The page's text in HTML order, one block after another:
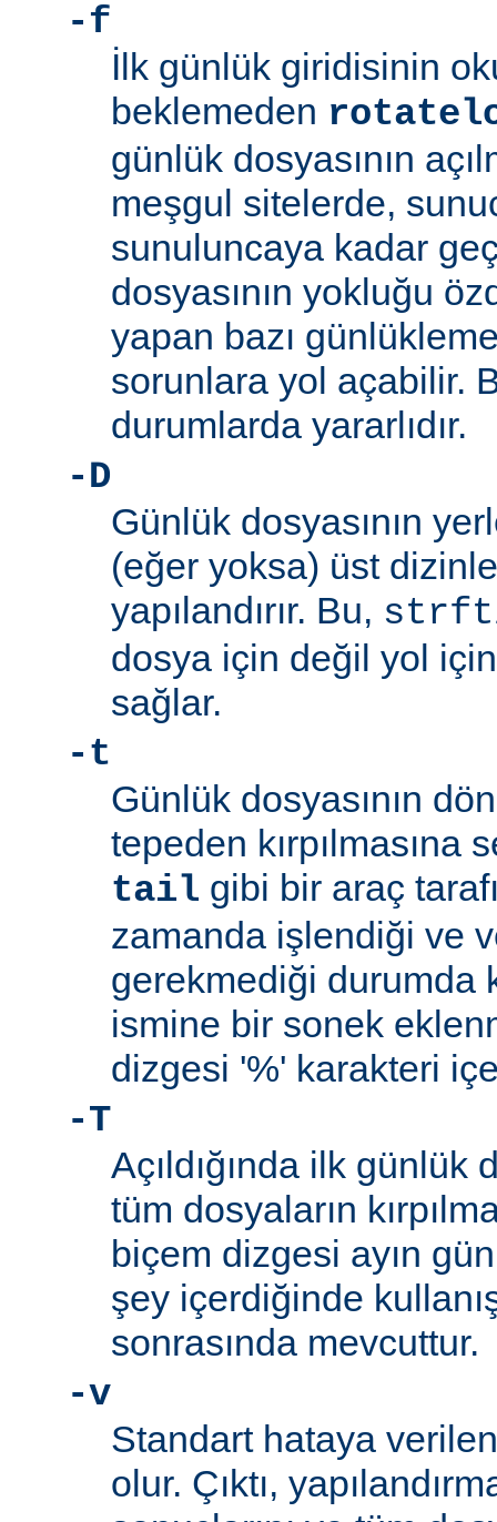
-f
İlk günlük giridisinin
beklemeden
günlük dosyasının
meşgul sitelerde,
sunuluncaya kadar
dosyasının yokluğu
yapan bazı
sorunlara yol açabilir.
durumlarda yararlıdır.
-D
Günlük dosyasının
(eğer yoksa) üst
yapılandırır. Bu,
dosya için değil yol için
sağlar.
-t
Günlük dosyasının
tepeden kırpılmasına
tail gibi bir araç
zamanda işlendiği ve
gerekmediği durumda
ismine bir sonek
dizgesi '%' karakteri
-T
Açıldığında ilk günlük
tüm dosyaların
biçem dizgesi ayın
şey içerdiğinde
sonrasında mevcuttur.
-v
Standart hataya verilen
olur. Çıktı,